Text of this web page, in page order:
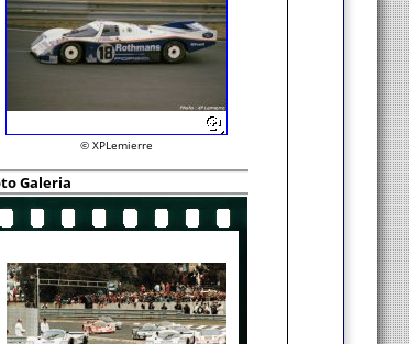
© XPLemierre
Galeria